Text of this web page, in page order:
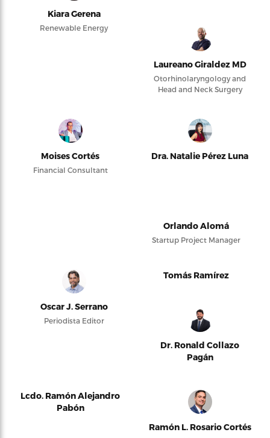
Kiara Gerena
Renewable Energy
Laureano Giraldez MD
Otorhinolaryngology and
Head and Neck Surgery
Moises Cortés
Financial Consultant
Dra. Natalie Pérez Luna
Orlando Alomá
Startup Project Manager
Oscar J. Serrano
Periodista Editor
Tomás Ramírez
Dr. Ronald Collazo
Pagán
Lcdo. Ramón Alejandro
Pabón
Ramón L. Rosario Cortés